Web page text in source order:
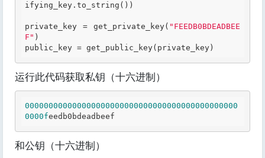
ifying_key.to_string())
private_key = get_private_key( "FEEDB0BDEADBEE
F" )
运行此代码获取私钥（十六进制）
000000000000000000000000000000000000000000000
0000f
和公钥（十六进制）